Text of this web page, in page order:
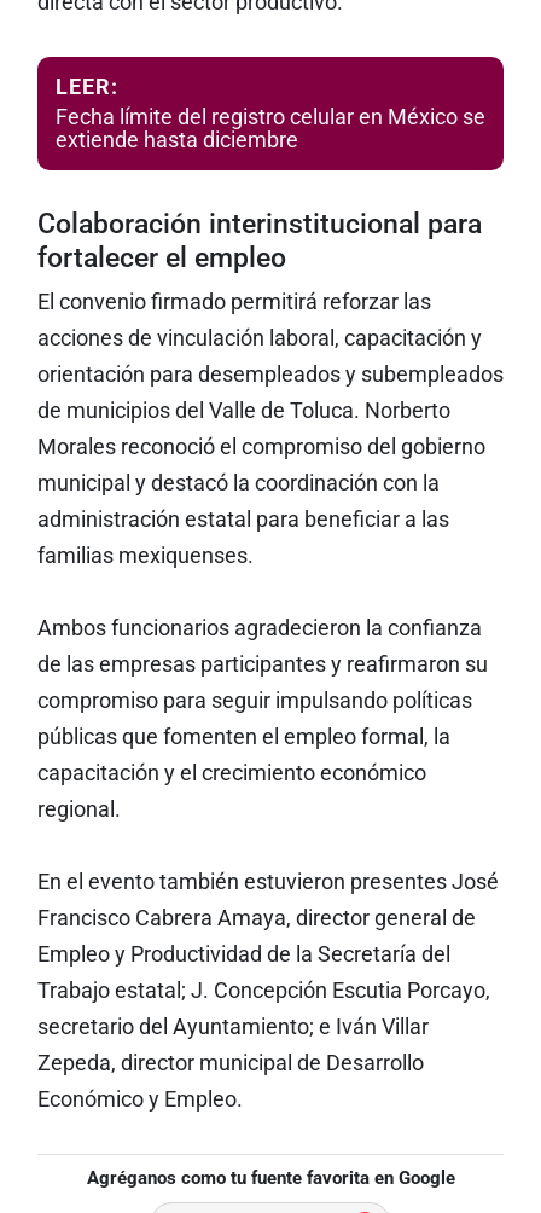
LEER:
Fecha límite del registro celular en México se
extiende hasta diciembre
Colaboración interinstitucional para
fortalecer el empleo
El convenio firmado permitirá reforzar las
acciones de vinculación laboral, capacitación y
orientación para desempleados y subempleados
de municipios del Valle de Toluca. Norberto
Morales reconoció el compromiso del gobierno
municipal y destacó la coordinación con la
administración estatal para beneficiar a las
familias mexiquenses.
Ambos funcionarios agradecieron la confianza
de las empresas participantes y reafirmaron su
compromiso para seguir impulsando políticas
públicas que fomenten el empleo formal, la
capacitación y el crecimiento económico
regional.
En el evento también estuvieron presentes José
Francisco Cabrera Amaya, director general de
Empleo y Productividad de la Secretaría del
Trabajo estatal; J. Concepción Escutia Porcayo,
secretario del Ayuntamiento; e Iván Villar
Zepeda, director municipal de Desarrollo
Económico y Empleo.
Agréganos como tu fuente favorita en Google